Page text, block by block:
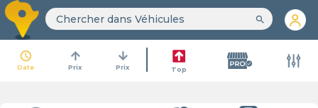
search
access_time
Date
arrow_upward
Prix
arrow_downward
Prix Top